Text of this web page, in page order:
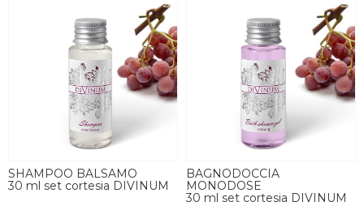
SHAMPOO BALSAMO
30 ml set cortesia DIVINUM
BAGNODOCCIA
MONODOSE
30 ml set cortesia DIVINUM